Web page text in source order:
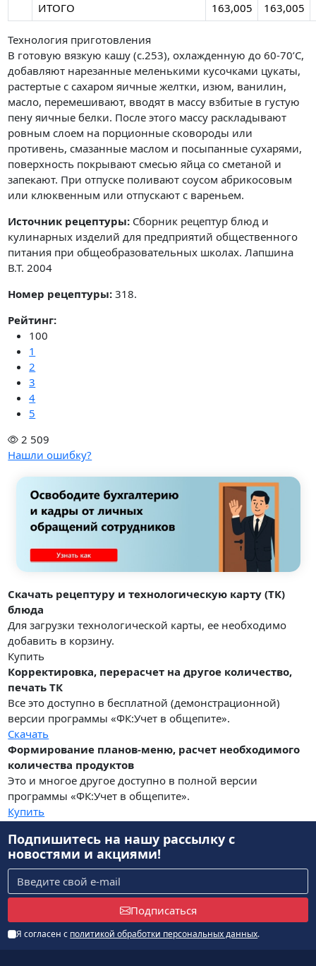
ИТОГО 163,005 163,005
Технология приготовления
В готовую вязкую кашу (с.253), охлажденную до 60-70’С,
добавляют нарезанные меленькими кусочками цукаты,
растертые с сахаром яичные желтки, изюм, ванилин,
масло, перемешивают, вводят в массу взбитые в густую
пену яичные белки. После этого массу раскладывают
ровным слоем на порционные сковороды или
противень, смазанные маслом и посыпанные сухарями,
поверхность покрывают смесью яйца со сметаной и
запекают. При отпуске поливают соусом абрикосовым
или клюквенным или отпускают с вареньем.
Источник рецептуры: Сборник рецептур блюд и
кулинарных изделий для предприятий общественного
питания при общеобразовательных школах. Лапшина
В.Т. 2004
Номер рецептуры: 318.
Рейтинг:
100
1
2
3
4
5
2 509
Нашли ошибку?
Скачать рецептуру и технологическую карту (ТК)
блюда
Для загрузки технологической карты, ее необходимо
добавить в корзину.
Купить
Корректировка, перерасчет на другое количество,
печать ТК
Все это доступно в бесплатной (демонстрационной)
версии программы «ФК:Учет в общепите».
Скачать
Формирование планов-меню, расчет необходимого
количества продуктов
Это и многое другое доступно в полной версии
программы «ФК:Учет в общепите».
Купить
Подпишитесь на нашу рассылкус
новостями и акциями!
Подписаться
Я согласен с политикой обработки персональных данных.